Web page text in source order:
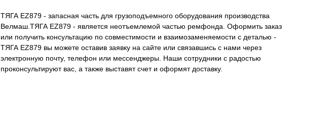
ТЯГА EZ879 - запасная часть для грузоподъемного оборудования производства
Велмаш.ТЯГА EZ879 - является неотъемлемой частью ремфонда. Оформить заказ
или получить консультацию по совместимости и взаимозаменяемости с деталью -
ТЯГА EZ879 вы можете оставив заявку на сайте или связавшись с нами через
электронную почту, телефон или мессенджеры. Наши сотрудники с радостью
проконсультируют вас, а также выставят счет и оформят доставку.